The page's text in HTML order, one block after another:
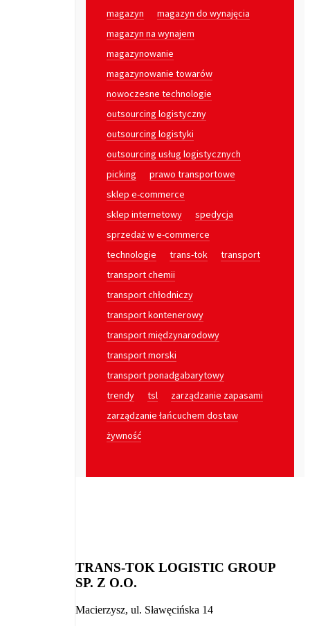
magazyn
magazyn do wynajęcia
magazyn na wynajem
magazynowanie
magazynowanie towarów
nowoczesne technologie
outsourcing logistyczny
outsourcing logistyki
outsourcing usług logistycznych
picking
prawo transportowe
sklep e-commerce
sklep internetowy
spedycja
sprzedaż w e-commerce
technologie
trans-tok
transport
transport chemii
transport chłodniczy
transport kontenerowy
transport międzynarodowy
transport morski
transport ponadgabarytowy
trendy
tsl
zarządzanie zapasami
zarządzanie łańcuchem dostaw
żywność
TRANS-TOK LOGISTIC GROUP
SP. Z O.O.
Macierzysz, ul. Sławęcińska 14